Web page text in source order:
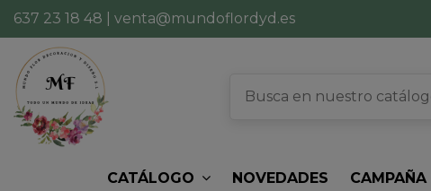
637 23 18 48 venta@mundoflordyd.es
CATÁLOGO NOVEDADES